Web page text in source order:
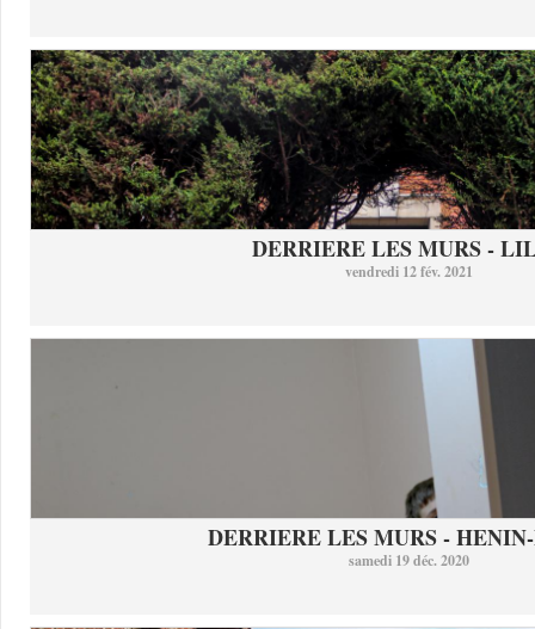
DERRIERE LES MURS -
vendredi 12 fév. 2021
DERRIERE LES MURS -
samedi 19 déc. 2020